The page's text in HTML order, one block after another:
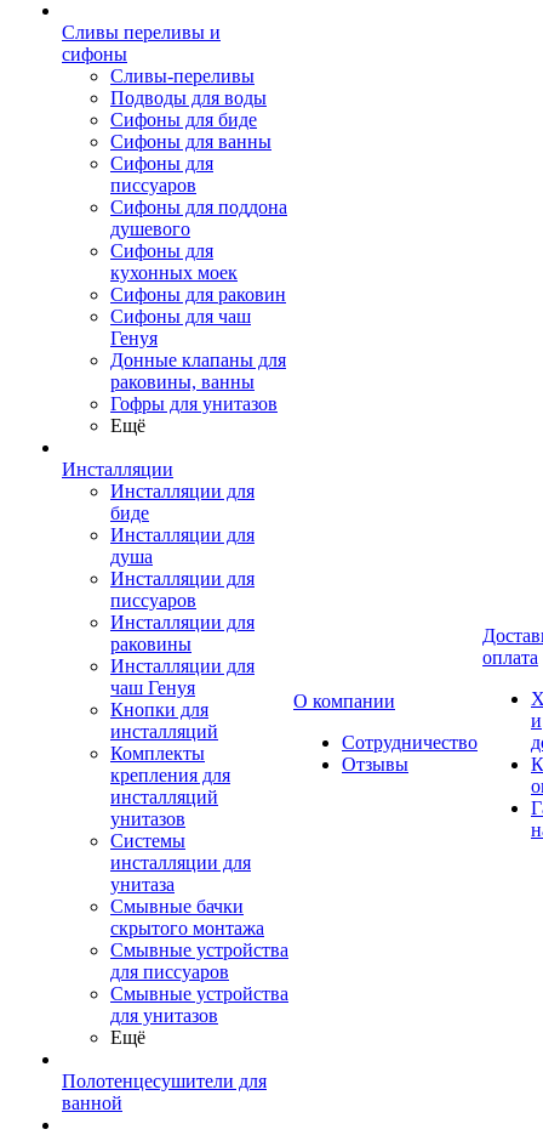
Сливы переливы и
сифоны
Сливы-переливы
Подводы для воды
Сифоны для биде
Сифоны для ванны
Сифоны для
писсуаров
Сифоны для поддона
душевого
Сифоны для
кухонных моек
Сифоны для раковин
Сифоны для чаш
Генуя
Донные клапаны для
раковины, ванны
Гофры для унитазов
Ещё
Инсталляции
Инсталляции для
биде
Инсталляции для
душа
Инсталляции для
писсуаров
Инсталляции для
раковины
Инсталляции для
чаш Генуя
Кнопки для
инсталляций
Комплекты
крепления для
инсталляций
унитазов
Системы
инсталляции для
унитаза
Смывные бачки
скрытого монтажа
Смывные устройства
для писсуаров
Смывные устройства
для унитазов
Ещё
Полотенцесушители для
ванной
О компании
Сотрудничество
Отзывы
оплата
и